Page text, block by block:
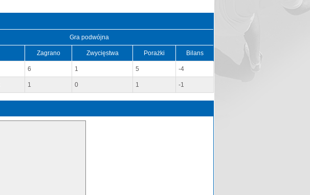
Gra podwójna
Zagrano Zwycięstwa Porażki Bilans
6 1 5 -4
1 0 1 -1